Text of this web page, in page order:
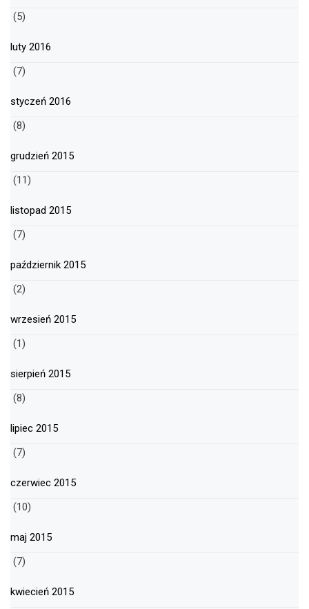
(5)
luty 2016
(7)
styczeń 2016
(8)
grudzień 2015
(11)
listopad 2015
(7)
październik 2015
(2)
wrzesień 2015
(1)
sierpień 2015
(8)
lipiec 2015
(7)
czerwiec 2015
(10)
maj 2015
(7)
kwiecień 2015